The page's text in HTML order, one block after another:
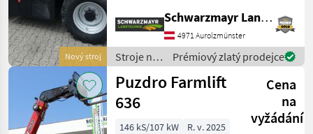
Nový stroj
-15 °C, posilnená batéria,
predohrev nasávaného
vzduchu – Štandardný
chladiaci systém – ventilá
Schwarzmayr Landtechnik GmbH - Aurolzmünster
4971 Aurolzmünster
Stroje na
stavbu /
Case IH
Prémiový zlatý prodejce
Puzdro Farmlift
636
Cena
na
vyžádání
146 kS/107 kW
R. v. 2025